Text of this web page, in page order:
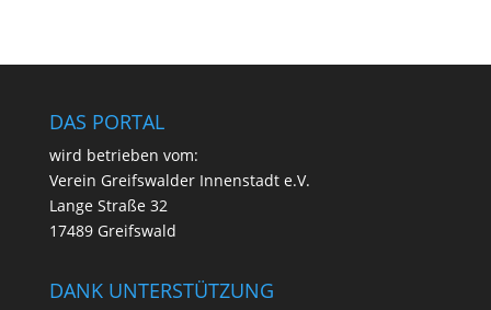
DAS PORTAL
wird betrie­ben vom:
Ver­ein Greifs­wal­der Innen­stadt e.V.
Lan­ge Stra­ße 32
17489 Greifswald
DANK UNTERSTÜTZUNG